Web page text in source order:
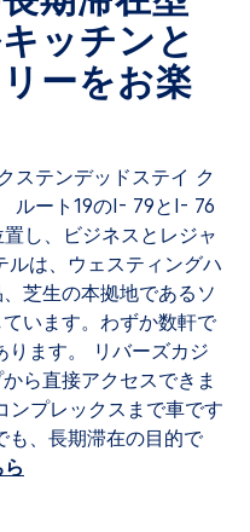
ジ
の
リ
ン
ク。
ッチンと
ーをお楽
ステンデッドステイ ク
ルート19のI- 79とI- 76
し、ビジネスとレジャ
ルは、ウェスティングハ
芝生の本拠地であるソ
います。わずか数軒で
ります。 リバーズカジ
ら直接アクセスできま
プレックスまで車です
も、長期滞在の目的で